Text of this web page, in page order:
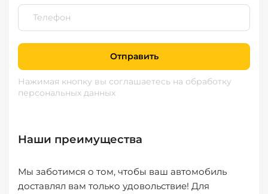
Отправить
Нажимая кнопку вы соглашаетесь на обработку
персональных данных
Наши преимущества
Мы заботимся о том, чтобы ваш автомобиль
доставлял вам только удовольствие! Для